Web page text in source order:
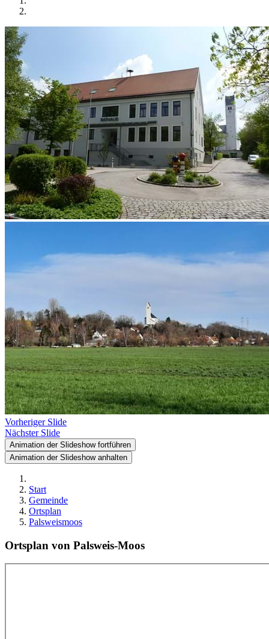
Vorheriger Slide
Nächster Slide
Animation der Slideshow fortführen
Animation der Slideshow anhalten
Start
Gemeinde
Ortsplan
Palsweismoos
Ortsplan von Palsweis-Moos